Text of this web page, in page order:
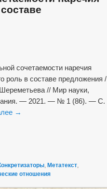
сочетаемости наречия
в составе предложения /
// Мир науки,
— 2021. — № 1 (86). — С.
→
, Метатекст,
отношения